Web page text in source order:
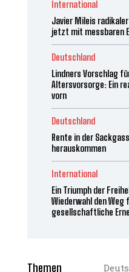
International
Javier Mileis
jetzt mit messbaren
Deutschland
Lindners Vorschlag
Altersvorsorge: Ein
vorn
Deutschland
Rente in der
herauskommen
International
Ein Triumph der
Wiederwahl den Weg
gesellschaftliche
Themen